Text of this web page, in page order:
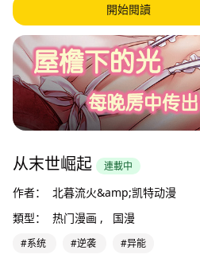
開始閱讀
从末世崛起 連載中
作者：
北暮流火&amp;凯特动漫
類型：
热门漫画 , 国漫
#系统 #逆袭 #异能